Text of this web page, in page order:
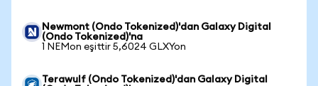
Newmont (Ondo Tokenized)'dan Galaxy Digital
(Ondo Tokenized)'na
1 NEMon eşittir 5,6024 GLXYon
Terawulf (Ondo Tokenized)'dan Galaxy Digital